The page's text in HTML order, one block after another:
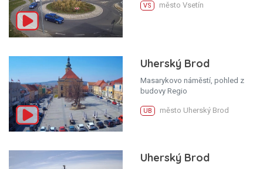
VS město Vsetín
Uherský Brod
Masarykovo náměstí, pohled z
budovy Regio
UB město Uherský Brod
Uherský Brod